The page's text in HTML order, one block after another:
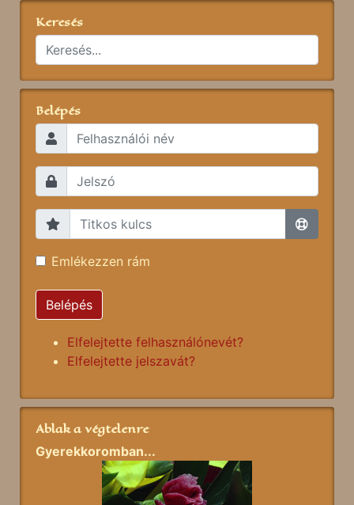
Keresés
Belépés
Emlékezzen rám
Belépés
Elfelejtette felhasználónevét?
Elfelejtette jelszavát?
Ablak a végtelenre
Gyerekkoromban...